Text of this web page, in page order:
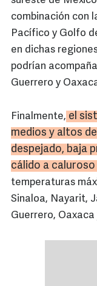
combinación con
Pacífico y Golfo
en dichas
podrían
Guerrero y
Finalmente, el
medios y altos
despejado, baja
cálido a
temperaturas
Sinaloa, Nayarit,
Guerrero,